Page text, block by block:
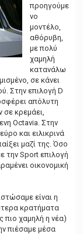
προηγούμε
νο
μοντέλο,
αθόρυβη,
με πολύ
χαμηλή
κατανάλω
σε κάνει
Στην επιλογή D
απόλυτη
σε κρεμάει,
Octavia. Στην
και ειλικρινά
μαζί της. Όσο
την Sport επιλογή
οικονομική
είναι η
κρατήματα
πιο χαμηλή η νέα)
πιέσαμε μέσα